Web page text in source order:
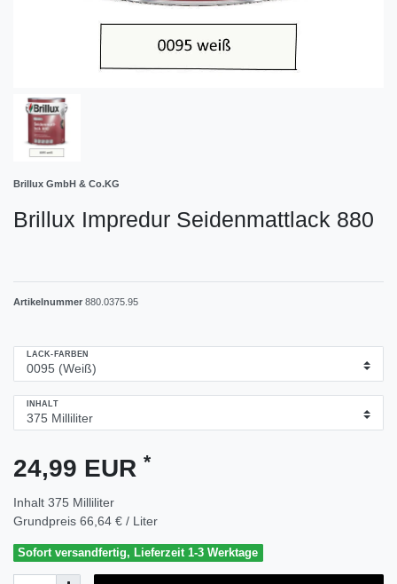
Brillux GmbH & Co.KG
Brillux Impredur Seidenmattlack 880
Artikelnummer 880.0375.95
LACK-FARBEN
INHALT
24,99 EUR *
Inhalt 375 Milliliter
Grundpreis 66,64 € / Liter
Sofort versandfertig, Lieferzeit 1-3 Werktage